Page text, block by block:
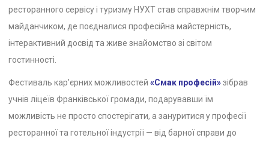
ресторанного сервісу і туризму НУХТ став справжнім творчим
майданчиком, де поєдналися професійна майстерність,
інтерактивний досвід та живе знайомство зі світом
гостинності.
Фестиваль кар’єрних можливостей«Смак професій»зібрав
учнів ліцеїв Франківської громади, подарувавши їм
можливість не просто спостерігати, а зануритися у професії
ресторанної та готельної індустрії — від барної справи до